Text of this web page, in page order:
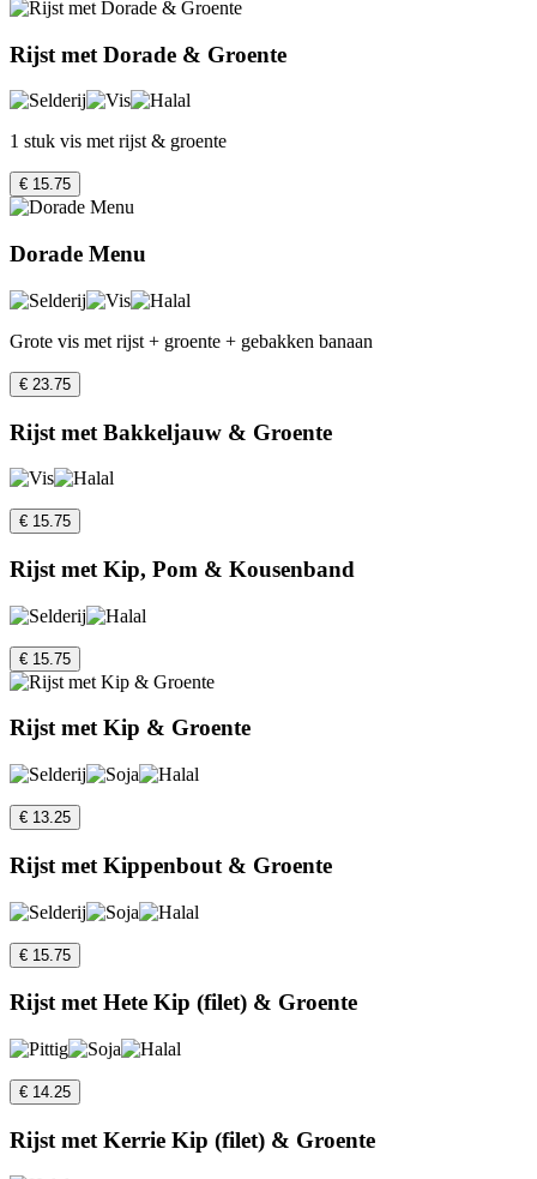
Rijst met Dorade & Groente
1 stuk vis met rijst & groente
€ 15.75
Dorade Menu
Grote vis met rijst + groente + gebakken banaan
€ 23.75
Rijst met Bakkeljauw & Groente
€ 15.75
Rijst met Kip, Pom & Kousenband
€ 15.75
Rijst met Kip & Groente
€ 13.25
Rijst met Kippenbout & Groente
€ 15.75
Rijst met Hete Kip (filet) & Groente
€ 14.25
Rijst met Kerrie Kip (filet) & Groente